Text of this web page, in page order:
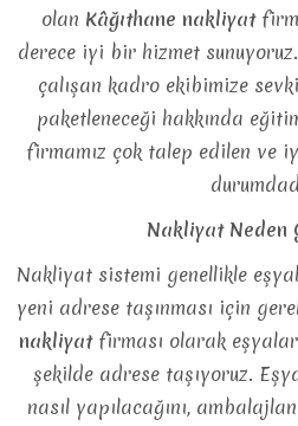
olan Kâğıthane nakliyat
derece iyi bir hizmet
çalışan kadro ekibimize
paketleneceği hakkında
firmamız çok talep edilen ve
Nakliyat Neden
Nakliyat sistemi genellikle
yeni adrese taşınması için
nakliyatfirması olarak
şekilde adrese taşıyoruz.
nasıl yapılacağını,